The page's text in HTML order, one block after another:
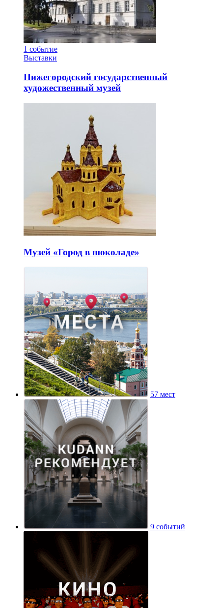
1 событие
Выставки
Нижегородский государственный
художественный музей
Музей «Город в шоколаде»
57 мест
9 событий